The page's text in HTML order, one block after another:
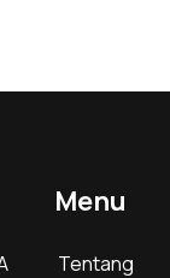
Menu
Tentang